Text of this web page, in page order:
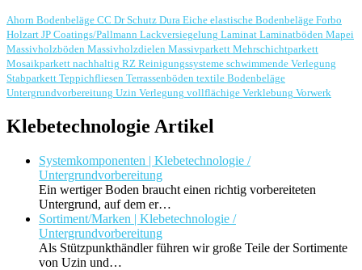
Ahorn Bodenbeläge CC Dr Schutz Dura Eiche elastische Bodenbeläge Forbo
Holzart JP Coatings/Pallmann Lackversiegelung Laminat Laminatböden Mapei
Massivholzböden Massivholzdielen Massivparkett Mehrschichtparkett
Mosaikparkett nachhaltig RZ Reinigungssysteme schwimmende Verlegung
Stabparkett Teppichfliesen Terrassenböden textile Bodenbeläge
Untergrundvorbereitung Uzin Verlegung vollflächige Verklebung Vorwerk
Klebetechnologie Artikel
Systemkomponenten | Klebetechnologie /
Untergrundvorbereitung
Ein wertiger Boden braucht einen richtig vorbereiteten
Untergrund, auf dem er…
Sortiment/Marken | Klebetechnologie /
Untergrundvorbereitung
Als Stützpunkthändler führen wir große Teile der Sortimente
von Uzin und…